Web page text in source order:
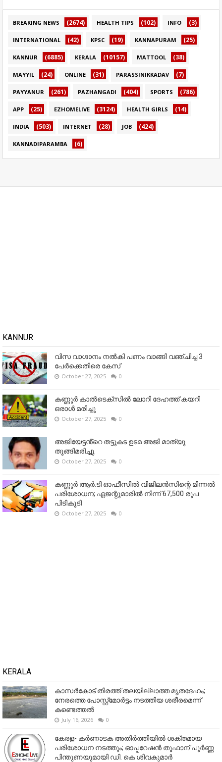
BREAKING NEWS (2674) HEALTH TIPS (102) INFO (3)
INTERNATIONAL (42) KPSC (19) KANNAPURAM (25)
KANNUR (6885) KERALA (10157) MATTOOL (38)
MAYYIL (24) ONLINE (31) PARASSINIKKADAV (7)
PAYYANUR (261) PAZHANGADI (404) SPORTS (786)
APP (25) EZHOMELIVE (3124) HEALTH GIRLS (14)
INDIA (503) INTERNET (28) JOB (424)
KANNADIPARAMBA (6)
KANNUR
വിസ വാഗ്ദാനം നൽകി പണം വാങ്ങി വഞ്ചിച്ച 3
പേർക്കെതിരെ കേസ്
October 27, 2025 0
കണ്ണൂര്‍ കാല്‍ടെക്‌സില്‍ ലോറി ദേഹത്ത് കയറി
ഒരാള്‍ മരിച്ചു
October 27, 2025 0
അജിയേട്ടൻ്റെ തട്ടുകട ഉടമ അജി മാത്യു
തൂങ്ങിമരിച്ചു.
October 27, 2025 0
കണ്ണൂര്‍ ആര്‍.ടി ഓഫീസില്‍ വിജിലൻസിന്റെ മിന്നല്‍
പരിശോധന; ഏജന്റുമാരില്‍ നിന്ന് 67,500 രൂപ
പിടികൂടി
October 27, 2025 0
KERALA
കാസർകോട് തീരത്ത് തലയില്ലാത്ത മൃതദേഹം;
നേരത്തെ പോസ്റ്റ്‌മോർട്ടം നടത്തിയ ശരീരമെന്ന്
കണ്ടെത്തൽ
July 16, 2026 0
കേരള- കർണാടക അതിർത്തിയിൽ ശക്തമായ
പരിശോധന നടത്തും; ഓപ്പറേഷൻ തൂഫാന് പൂർണ്ണ
പിന്തുണയുമായി ഡി. കെ ശിവകുമാർ